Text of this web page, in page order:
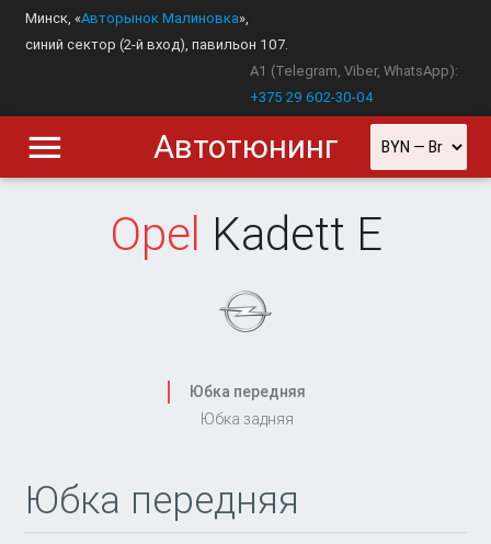
Минск, «Авторынок Малиновка»,
синий сектор (2-й вход), павильон 107.
A1 (Telegram, Viber, WhatsApp):
+375 29 602-30-04
Автотюнинг
Opel Kadett E
Юбка передняя
Юбка задняя
Юбка передняя